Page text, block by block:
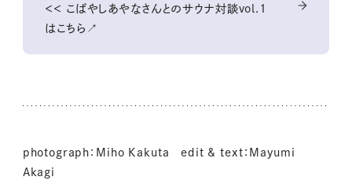
＜＜ こばやしあやなさんとのサウナ対談vol.1
はこちら↗
photograph：Miho Kakuta edit & text：Mayumi
Akagi